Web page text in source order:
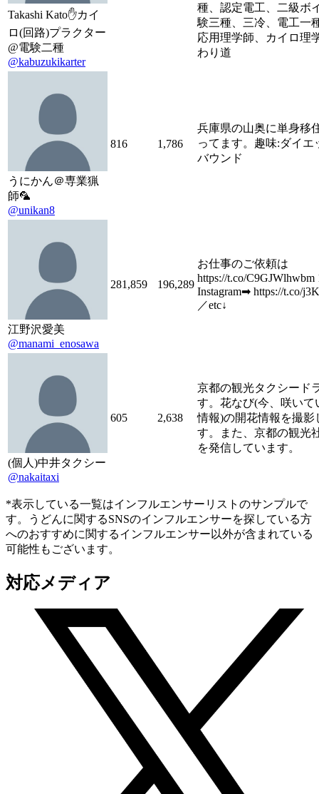
Takashi Kato✋カイ
ロ(回路)プラクター
@電験二種
@kabuzukikarter
種、認定電工、二級ボ
験三種、三冷、電工一
応用理学師、カイロ理
わり道
うにかん＠専業猟
師🦜
@unikan8
816 1,786
兵庫県の山奥に単身移
ってます。趣味:ダイエ
バウンド
江野沢愛美
@manami_enosawa
281,859 196,289
お仕事のご依頼は
https://t.co/C9GJWlhwbm
Instagram➡︎ https://t.co/
／etc↓
(個人)中井タクシー
@nakaitaxi
605 2,638
京都の観光タクシード
す。花なび(今、咲いて
情報)の開花情報を撮影
す。また、京都の観光
を発信しています。
*表示している一覧はインフルエンサーリストのサンプルで
す。うどんに関するSNSのインフルエンサーを探している方
へのおすすめに関するインフルエンサー以外が含まれている
可能性もございます。
対応メディア